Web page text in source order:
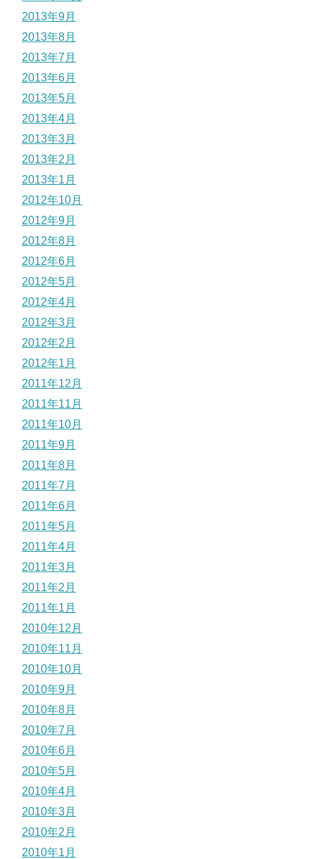
2013年9月
2013年8月
2013年7月
2013年6月
2013年5月
2013年4月
2013年3月
2013年2月
2013年1月
2012年10月
2012年9月
2012年8月
2012年6月
2012年5月
2012年4月
2012年3月
2012年2月
2012年1月
2011年12月
2011年11月
2011年10月
2011年9月
2011年8月
2011年7月
2011年6月
2011年5月
2011年4月
2011年3月
2011年2月
2011年1月
2010年12月
2010年11月
2010年10月
2010年9月
2010年8月
2010年7月
2010年6月
2010年5月
2010年4月
2010年3月
2010年2月
2010年1月